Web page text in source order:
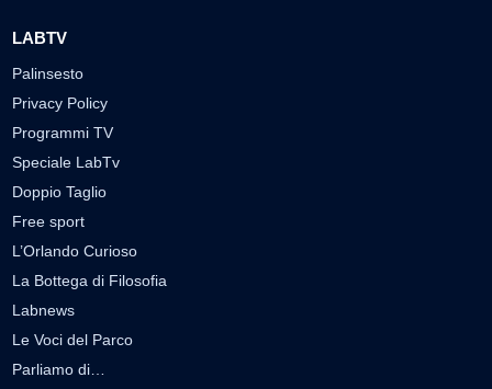
LABTV
Palinsesto
Privacy Policy
Programmi TV
Speciale LabTv
Doppio Taglio
Free sport
L’Orlando Curioso
La Bottega di Filosofia
Labnews
Le Voci del Parco
Parliamo di…